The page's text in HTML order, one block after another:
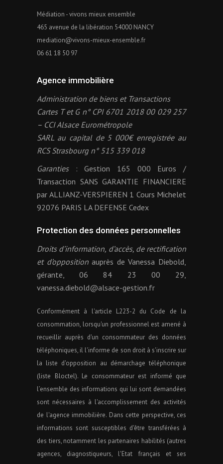
Médiation - vivons mieux ensemble
465 avenue de la libération 54000 NANCY
mediation@vivons-mieux-ensemble.fr
06 61 18 50 97
Agence immobilière
Administration de biens et Transactions
Cartes T et G n° CPI 6701 2018 00 029 257
– CCI Alsace Eurométropole
SARL au capital de 5 000€ enregistrée au
RCS Strasbourg n° 515 339 018
Garanties: Gestion 165 000 Euros /
Transaction SANS GARANTIE FINANCIERE
par ALLIANZ-VERSPIEREN 1 Cours Michelet
92076 PARIS LA DEFENSE Cedex
Protection des données personnelles
Droits d’information, d’accès, de rectification
et d’oppositionauprès de Vanessa Diebold,
gérante, 06 84 23 00 29,
vanessa.diebold@alsace-gestion.fr
Conformément à l'article L223-2 du Code de la
consommation, lorsqu'un professionnel est amené à
recueillir auprès d'un consommateur des données
téléphoniques, il l'informe de son droit à s'inscrire sur
la liste d'opposition au démarchage téléphonique
(liste Bloctel). Le consommateur est informé que
l’ensemble des informations qui lui sont demandées
sont nécessaires à l'accomplissement des activités
de l'agence immobilière. Dans cette perspective, ces
informations sont susceptibles d'être transférées à
des tiers, notamment les partenaires habilités (autres
agences, diagnostiqueurs, l'Etat français et ses